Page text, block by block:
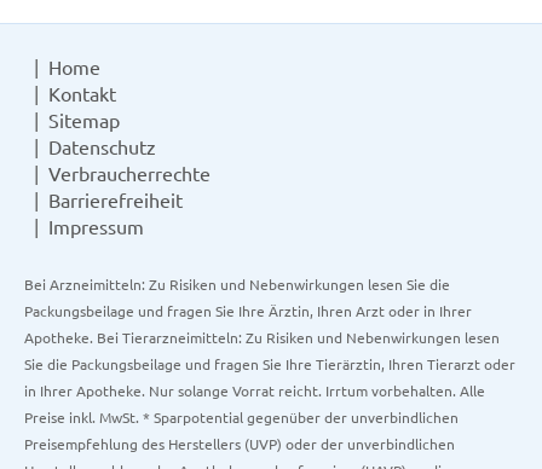
Home
Kontakt
Sitemap
Datenschutz
Verbraucherrechte
Barrierefreiheit
Impressum
Bei Arzneimitteln: Zu Risiken und Nebenwirkungen lesen Sie die
Packungsbeilage und fragen Sie Ihre Ärztin, Ihren Arzt oder in Ihrer
Apotheke. Bei Tierarzneimitteln: Zu Risiken und Nebenwirkungen lesen
Sie die Packungsbeilage und fragen Sie Ihre Tierärztin, Ihren Tierarzt oder
in Ihrer Apotheke. Nur solange Vorrat reicht. Irrtum vorbehalten. Alle
Preise inkl. MwSt. * Sparpotential gegenüber der unverbindlichen
Preisempfehlung des Herstellers (UVP) oder der unverbindlichen